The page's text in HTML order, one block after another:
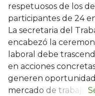
respetuosos de los
participantes de 24
La secretaria del
encabezó la
laboral debe
en acciones
generen
mercado de trabajo.